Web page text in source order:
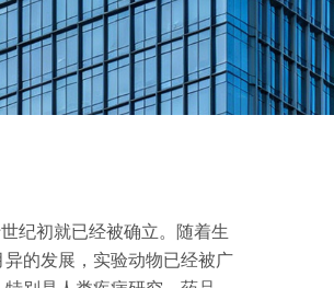
纪初就已经被确立。随着生
的发展，实验动物已经被广